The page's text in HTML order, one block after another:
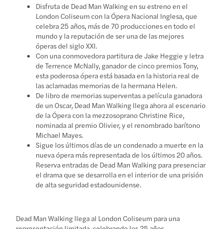
Disfruta de Dead Man Walking en su estreno en el
London Coliseum con la Ópera Nacional Inglesa, que
celebra 25 años, más de 70 producciones en todo el
mundo y la reputación de ser una de las mejores
óperas del siglo XXI.
Con una conmovedora partitura de Jake Heggie y letra
de Terrence McNally, ganador de cinco premios Tony,
esta poderosa ópera está basada en la historia real de
las aclamadas memorias de la hermana Helen.
De libro de memorias superventas a película ganadora
de un Oscar, Dead Man Walking llega ahora al escenario
de la Ópera con la mezzosoprano Christine Rice,
nominada al premio Olivier, y el renombrado barítono
Michael Mayes.
Sigue los últimos días de un condenado a muerte en la
nueva ópera más representada de los últimos 20 años.
Reserva entradas de Dead Man Walking para presenciar
el drama que se desarrolla en el interior de una prisión
de alta seguridad estadounidense.
Dead Man Walking llega al London Coliseum para una